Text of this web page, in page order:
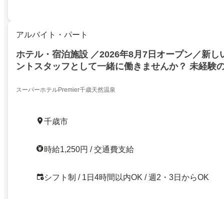
アルバイト・パート
ホテル・宿泊施設 ／2026年8月7日オープン／新し
ントスタッフとして一緒に働きませんか？ 未経験
北海道千歳市／学生歓迎
スーパーホテルPremier千歳天然温泉
千歳市
時給1,250円 / 交通費支給
シフト制 / 1日4時間以内OK / 週2・3日からOK